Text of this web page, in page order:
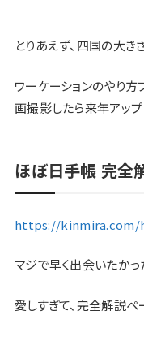
とりあえず、四国の大き
ワーケーションのやり
画撮影したら来年アップ
ほぼ日手帳 完全
https://
マジで早く出会いたかっ
愛しすぎて、完全解説ペ